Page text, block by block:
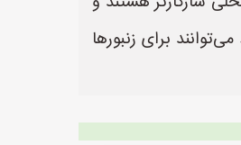
برای زنبورها